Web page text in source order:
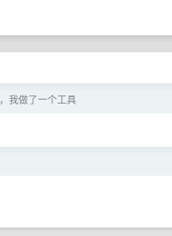
我做了一个工具